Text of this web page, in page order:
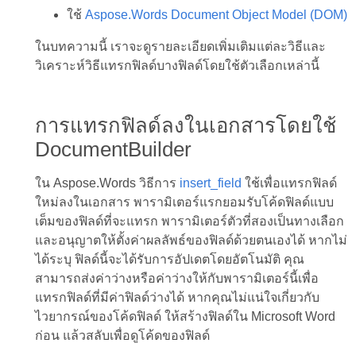
ใช้ Aspose.Words Document Object Model (DOM)
ในบทความนี้ เราจะดูรายละเอียดเพิ่มเติมแต่ละวิธีและ
วิเคราะห์วิธีแทรกฟิลด์บางฟิลด์โดยใช้ตัวเลือกเหล่านี้
การแทรกฟิลด์ลงในเอกสารโดยใช้
DocumentBuilder
ใน Aspose.Words วิธีการ insert_field ใช้เพื่อแทรกฟิลด์
ใหม่ลงในเอกสาร พารามิเตอร์แรกยอมรับโค้ดฟิลด์แบบ
เต็มของฟิลด์ที่จะแทรก พารามิเตอร์ตัวที่สองเป็นทางเลือก
และอนุญาตให้ตั้งค่าผลลัพธ์ของฟิลด์ด้วยตนเองได้ หากไม่
ได้ระบุ ฟิลด์นี้จะได้รับการอัปเดตโดยอัตโนมัติ คุณ
สามารถส่งค่าว่างหรือค่าว่างให้กับพารามิเตอร์นี้เพื่อ
แทรกฟิลด์ที่มีค่าฟิลด์ว่างได้ หากคุณไม่แน่ใจเกี่ยวกับ
ไวยากรณ์ของโค้ดฟิลด์ ให้สร้างฟิลด์ใน Microsoft Word
ก่อน แล้วสลับเพื่อดูโค้ดของฟิลด์